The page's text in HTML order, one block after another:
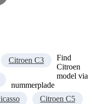
Citroen C3
Citroen C5
Find
Citroen
model via
nummerplade